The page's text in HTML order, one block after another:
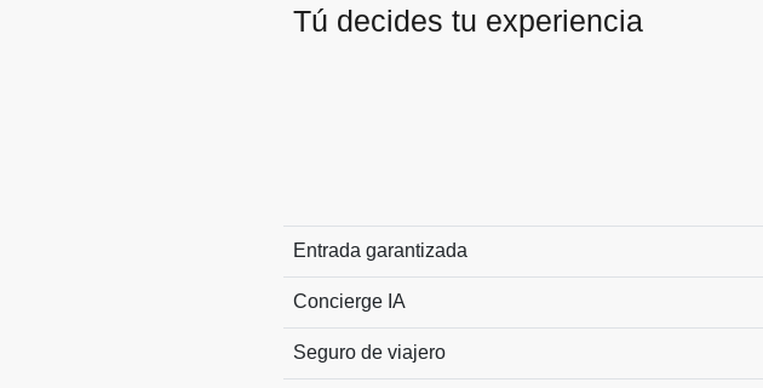
Tú decides tu experiencia
Entrada garantizada
Concierge IA
Seguro de viajero